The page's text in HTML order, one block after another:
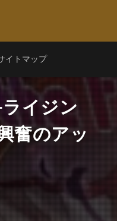
イトマップ
イジン
奮のアッ